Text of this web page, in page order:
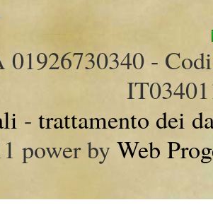
01926730340 -
-trattamento dei
power byWeb